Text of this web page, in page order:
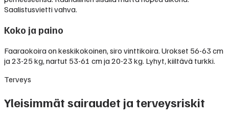
Saalistusvietti vahva.
Koko ja paino
Faaraokoira on keskikokoinen, siro vinttikoira. Urokset 56-63 cm
ja 23-25 kg, nartut 53-61 cm ja 20-23 kg. Lyhyt, kiiltävä turkki.
Terveys
Yleisimmät sairaudet ja terveysriskit